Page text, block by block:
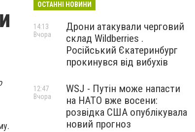
ОСТАННІ НОВИНИ
Дрони атакували черговий
склад Wildberries .
Російський Єкатеринбург
прокинувся від вибухів
14:13
Вчора
WSJ - Путін може напасти
на НАТО вже восени:
розвідка США опублікувала
новий прогноз
12:47
Вчора